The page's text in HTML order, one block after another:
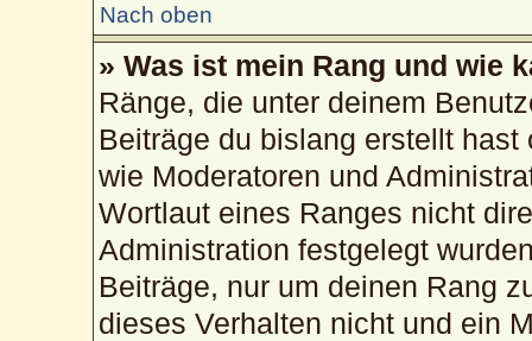
Nach oben
» Was ist mein Rang und wie
Ränge, die unter deinem
Beiträge du bislang erstellt
wie Moderatoren und
Wortlaut eines Ranges nicht
Administration festgelegt
Beiträge, nur um deinen Rang
dieses Verhalten nicht und ein